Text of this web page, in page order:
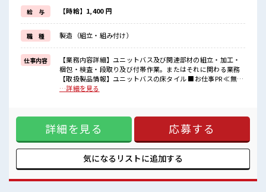
≪未経験OKの仕事≫
新しいことにチャレンジするのは不安だけど、
しっかり働く環境が整っています！
イチからスキルUP・ステップUP目指していきましょう！
≪自分に向いている仕事が探せる≫
困った事などがあれば、
担当がしっかりサポートします！
■職場の雰囲気
休憩室で自分タイム！
のんびりスマホチェック♪
ロッカーあり！
安心してお仕事に集中♪
給 与 【時給】1,400 円
職 種 製造（組立・組み付け）
仕事内容
【業務内容詳細】ユニットバス及び関連部材の組立・加工・
梱包・検査・段取り及び付帯作業。またはそれに関わる業務
【取扱製品情報】ユニットバスの床タイル ■お仕事PR ≪無理
なくお給料に残業代を上乗せ≫ 残業は月20時間未満で、 ほど
で、 毎日の服装の悩み解消♪ ≪未経験OKの仕事≫ 新しいこ
とにチャレンジするのは不安だけど、 しっかり働く環境が整
っています！ イチからスキルUP・ステップUP目指していき
ましょう！ ≪自分に向いている仕事が探せる≫ 困った事など
があれば、 担当がしっかりサポートします！ ■職場の雰囲気
少人数でアットホームな雰囲気の職場！ 20代活躍中のフレッ
ック♪ ロッカーあり！ 安心してお仕事に集中♪
…詳細を見る
詳細を見る 応募する
気になるリストに追加する